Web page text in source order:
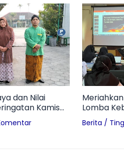
dan Nilai
Kamis
Meriahkan
Lomba
Berita /